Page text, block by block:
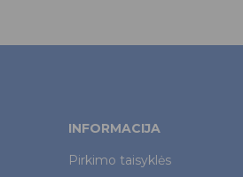
INFORMACIJA
Pirkimo taisyklės